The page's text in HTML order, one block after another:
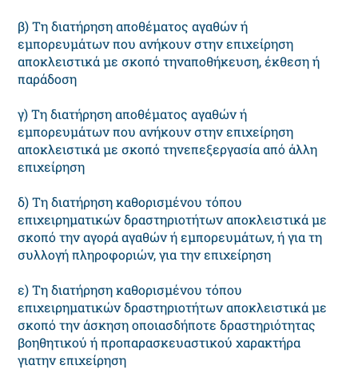
β) Τη διατήρηση αποθέματος αγαθών ή
εμπορευμάτων που ανήκουν στην επιχείρηση
αποκλειστικά με σκοπό τηναποθήκευση, έκθεση ή
παράδοση
γ) Τη διατήρηση αποθέματος αγαθών ή
εμπορευμάτων που ανήκουν στην επιχείρηση
αποκλειστικά με σκοπό τηνεπεξεργασία από άλλη
επιχείρηση
δ) Τη διατήρηση καθορισμένου τόπου
επιχειρηματικών δραστηριοτήτων αποκλειστικά με
σκοπό την αγορά αγαθών ή εμπορευμάτων, ή για τη
συλλογή πληροφοριών, για την επιχείρηση
ε) Τη διατήρηση καθορισμένου τόπου
επιχειρηματικών δραστηριοτήτων αποκλειστικά με
σκοπό την άσκηση οποιασδήποτε δραστηριότητας
βοηθητικού ή προπαρασκευαστικού χαρακτήρα
γιατην επιχείρηση